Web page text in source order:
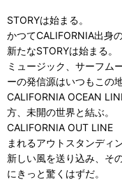
STORYは始まる。
かつてCALIFORNIA出身
新たなSTORYは始まる。
ミュージック、サーフム
ーの発信源はいつもこの
CALIFORNIA OCEAN
方、未開の世界と結ぶ。
CALIFORNIA OUT LINE
まれるアウトスタンディ
新しい風を送り込み、そ
にきっと驚くはずだ。